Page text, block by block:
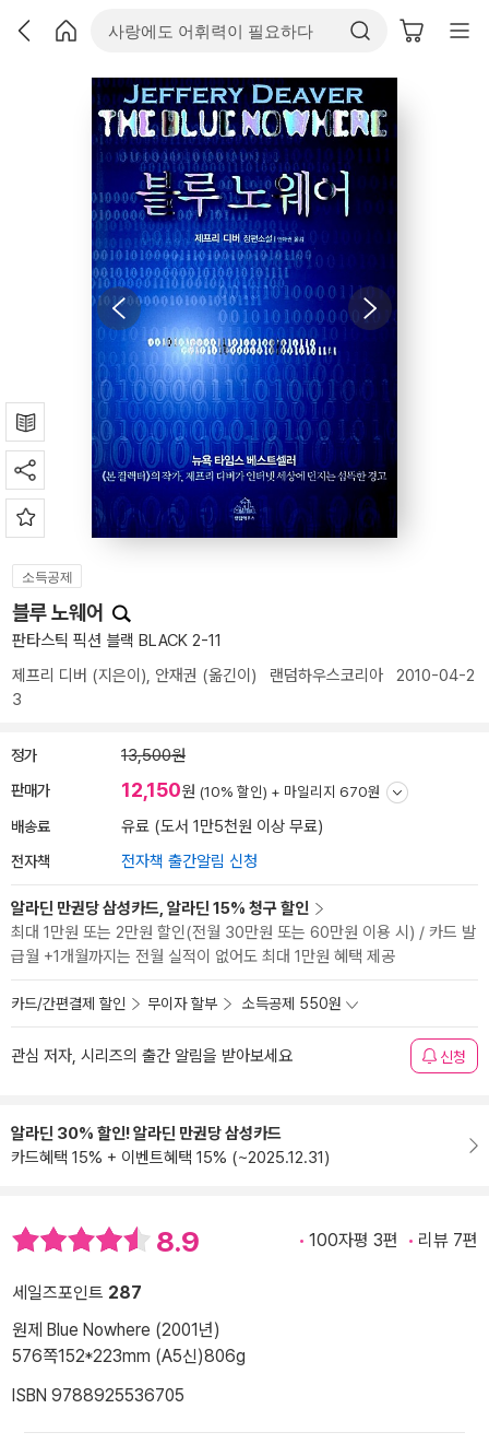
소득공제
블루 노웨어
판타스틱 픽션 블랙 BLACK 2-11
제프리 디버 (지은이), 안재권 (옮긴이) 랜덤하우스코리아 2010-04-2
3
정가 13,500원
판매가 12,150원 (10% 할인) + 마일리지 670원
배송료 유료 (도서 1만5천원 이상 무료)
전자책 전자책 출간알림 신청
알라딘 만권당 삼성카드, 알라딘 15% 청구 할인
최대 1만원 또는 2만원 할인(전월 30만원 또는 60만원 이용 시) / 카드 발
급월 +1개월까지는 전월 실적이 없어도 최대 1만원 혜택 제공
카드/간편결제 할인 무이자 할부 소득공제 550원
관심 저자, 시리즈의 출간 알림을 받아보세요 신청
알라딘 30% 할인! 알라딘 만권당 삼성카드
카드혜택 15% + 이벤트혜택 15% (~2025.12.31)
8.9 100자평 3편 리뷰 7편
세일즈포인트 287
원제 Blue Nowhere (2001년)
576쪽152*223mm (A5신)806g
ISBN 9788925536705